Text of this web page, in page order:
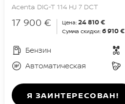
Acenta DIG-T 114 HJ 7 DCT
17 900 € Цена: 24 810 €
Сумма скидки: 6 910 €
Бензин
Автоматическая
Я ЗАИНТЕРЕСОВАН!